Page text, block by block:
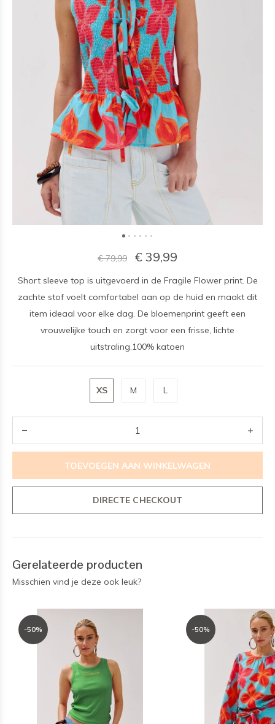
€ 79,99 € 39,99
Short sleeve top is uitgevoerd in de Fragile Flower print. De
zachte stof voelt comfortabel aan op de huid en maakt dit
item ideaal voor elke dag. De bloemenprint geeft een
vrouwelijke touch en zorgt voor een frisse, lichte
uitstraling.100% katoen
XS M L
TOEVOEGEN AAN WINKELWAGEN
DIRECTE CHECKOUT
Gerelateerde producten
Misschien vind je deze ook leuk?
-50% -50%